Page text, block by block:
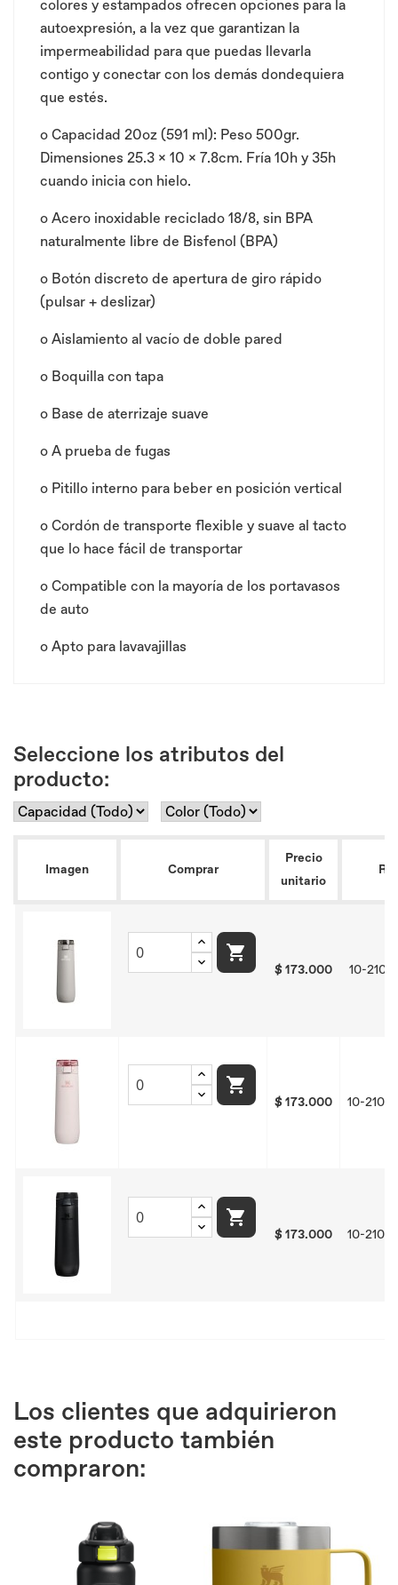
colores y estampados ofrecen opciones para la
autoexpresión, a la vez que garantizan la
impermeabilidad para que puedas llevarla
contigo y conectar con los demás dondequiera
que estés.
o Capacidad 20oz (591 ml): Peso 500gr.
Dimensiones 25.3 x 10 x 7.8cm. Fría 10h y 35h
cuando inicia con hielo.
o Acero inoxidable reciclado 18/8, sin BPA
naturalmente libre de Bisfenol (BPA)
o Botón discreto de apertura de giro rápido
(pulsar + deslizar)
o Aislamiento al vacío de doble pared
o Boquilla con tapa
o Base de aterrizaje suave
o A prueba de fugas
o Pitillo interno para beber en posición vertical
o Cordón de transporte flexible y suave al tacto
que lo hace fácil de transportar
o Compatible con la mayoría de los portavasos
de auto
o Apto para lavavajillas
Seleccione los atributos del
producto:
Imagen Comprar
Precio
unitario

$ 173.000 10-

$ 173.000 10-

$ 173.000 10-
Los clientes que adquirieron
este producto también
compraron: